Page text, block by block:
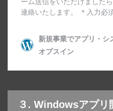
３. Windowsアプリ